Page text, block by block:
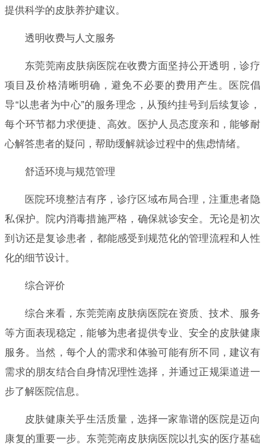
提供科学的皮肤养护建议。
透明收费与人文服务
东莞莞南皮肤病医院在收费方面坚持公开透明，诊疗
项目及价格清晰明确，避免不必要的费用产生。医院倡
导“以患者为中心”的服务理念，从预约挂号到后续复诊，
每个环节都力求便捷、高效。医护人员态度亲和，能够耐
心解答患者的疑问，帮助缓解就诊过程中的焦虑情绪。
舒适环境与规范管理
医院环境整洁有序，诊疗区域布局合理，注重患者隐
私保护。院内消毒措施严格，确保就诊安全。无论是初次
到访还是复诊患者，都能感受到规范化的管理流程和人性
化的细节设计。
综合评价
综合来看，东莞莞南皮肤病医院在资质、技术、服务
等方面表现稳定，能够为患者提供专业、安全的皮肤健康
服务。当然，每个人的需求和体验可能有所不同，建议有
需求的朋友结合自身情况理性选择，并通过正规渠道进一
步了解医院信息。
皮肤健康关乎生活质量，选择一家靠谱的医院是迈向
康复的重要一步。东莞莞南皮肤病医院以扎实的医疗基础